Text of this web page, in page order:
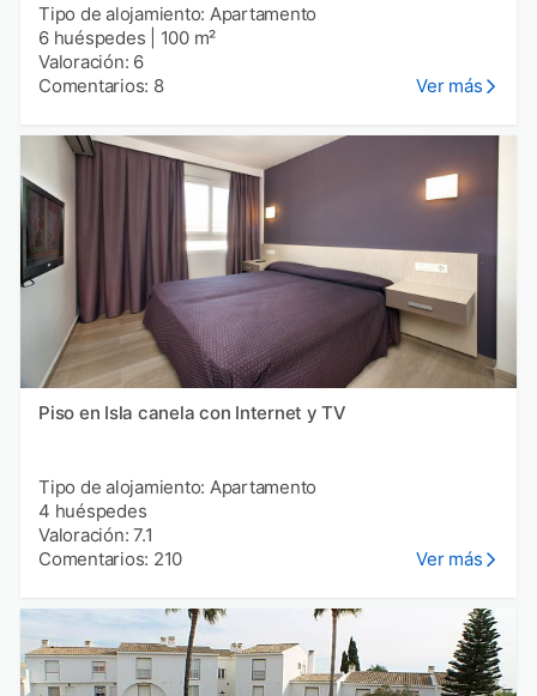
Tipo de alojamiento: Apartamento
6 huéspedes
100 m²
Valoración: 6
Comentarios: 8
Ver más
Piso en Isla canela con Internet y TV
Tipo de alojamiento: Apartamento
4 huéspedes
Valoración: 7.1
Comentarios: 210
Ver más